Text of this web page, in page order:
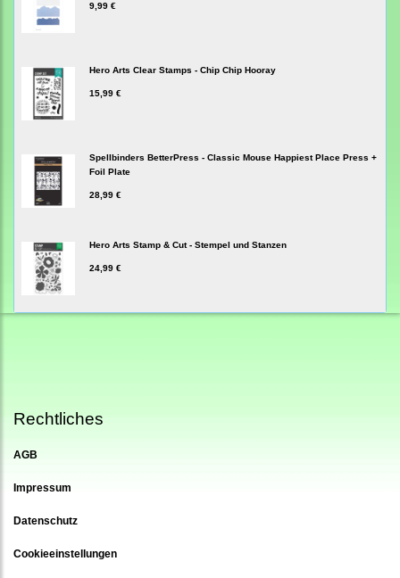
9,99 €
Hero Arts Clear Stamps - Chip Chip Hooray
15,99 €
Spellbinders BetterPress - Classic Mouse Happiest Place Press +
Foil Plate
28,99 €
Hero Arts Stamp & Cut - Stempel und Stanzen
24,99 €
Rechtliches
AGB
Impressum
Datenschutz
Cookieeinstellungen